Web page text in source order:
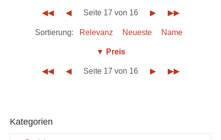
◀◀ ◀ Seite 17 von 16 ▶ ▶▶
Sortierung: Relevanz Neueste Name
▼ Preis
◀◀ ◀ Seite 17 von 16 ▶ ▶▶
Kategorien